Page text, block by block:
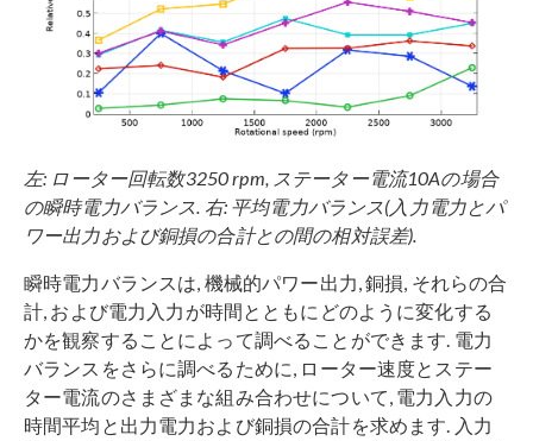
左: ローター回転数3250 rpm, ステーター電流10Aの場合
の瞬時電力バランス. 右: 平均電力バランス(入力電力とパ
ワー出力および銅損の合計との間の相対誤差).
瞬時電力バランスは, 機械的パワー出力, 銅損, それらの合
計, および電力入力が時間とともにどのように変化する
かを観察することによって調べることができます. 電力
バランスをさらに調べるために, ローター速度とステー
ター電流のさまざまな組み合わせについて, 電力入力の
時間平均と出力電力および銅損の合計を求めます. 入力